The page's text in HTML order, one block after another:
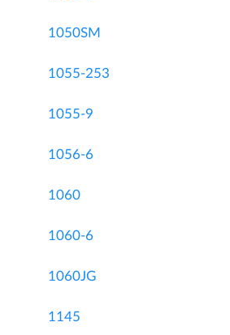
1050SM
1055-253
1055-9
1056-6
1060
1060-6
1060JG
1145